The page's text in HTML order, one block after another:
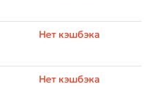
Нет кэшбэка
Нет кэшбэка